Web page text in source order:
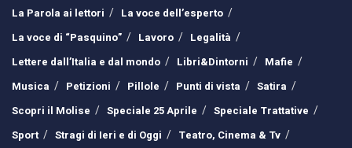
La Parola ai lettori
La voce dell’esperto
La voce di “Pasquino”
Lavoro
Legalità
Lettere dall’Italia e dal mondo
Libri&Dintorni
Mafie
Musica
Petizioni Pillole Punti di vista
Satira
Scopri il Molise
Speciale 25 Aprile
Speciale Trattative
Sport
Stragi di Ieri e di Oggi Teatro, Cinema & Tv